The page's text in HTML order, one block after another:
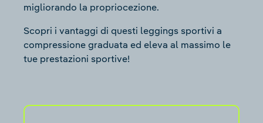
migliorando la propriocezione.
Scopri i vantaggi di questi leggings sportivi a
compressione graduata ed eleva al massimo le
tue prestazioni sportive!